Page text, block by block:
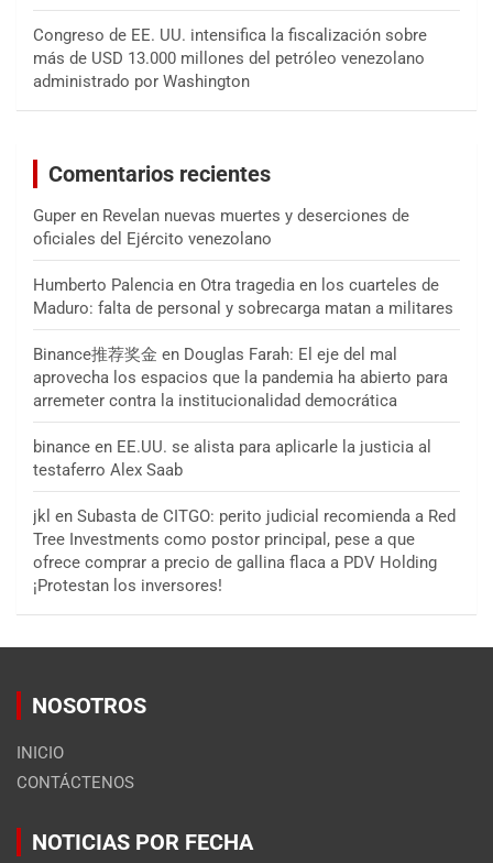
Congreso de EE. UU. intensifica la fiscalización sobre
más de USD 13.000 millones del petróleo venezolano
administrado por Washington
Comentarios recientes
Guper en Revelan nuevas muertes y deserciones de
oficiales del Ejército venezolano
Humberto Palencia en Otra tragedia en los cuarteles de
Maduro: falta de personal y sobrecarga matan a militares
Binance推荐奖金 en Douglas Farah: El eje del mal
aprovecha los espacios que la pandemia ha abierto para
arremeter contra la institucionalidad democrática
binance en EE.UU. se alista para aplicarle la justicia al
testaferro Alex Saab
jkl en Subasta de CITGO: perito judicial recomienda a Red
Tree Investments como postor principal, pese a que
ofrece comprar a precio de gallina flaca a PDV Holding
¡Protestan los inversores!
NOSOTROS
INICIO
CONTÁCTENOS
NOTICIAS POR FECHA